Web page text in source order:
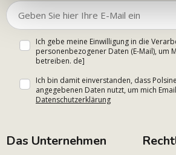
Ich gebe meine Einwilligung in die
personenbezogener Daten (E-Mail), um
betreiben. de]
Ich bin damit einverstanden, dass
angegebenen Daten nutzt, um mich
Datenschutzerklärung
Das Unternehmen